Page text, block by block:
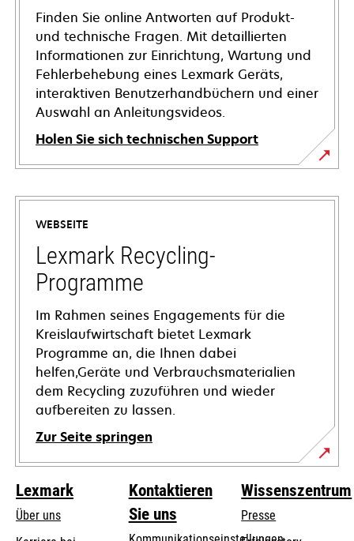
Finden Sie online Antworten auf Produkt-
und technische Fragen. Mit detaillierten
Informationen zur Einrichtung, Wartung und
Fehlerbehebung eines Lexmark Geräts,
interaktiven Benutzerhandbüchern und einer
Auswahl an Anleitungsvideos.
Holen Sie sich technischen Support
wird
in
neuen
Registerkarte
geöffnet
WEBSEITE
Lexmark Recycling-
Programme
Im Rahmen seines Engagements für die
Kreislaufwirtschaft bietet Lexmark
Programme an, die Ihnen dabei
helfen,Geräte und Verbrauchsmaterialien
dem Recycling zuzuführen und wieder
aufbereiten zu lassen.
Zur Seite springen
Lexmark
Über uns
Kontaktieren
Sie uns
Wissenszentrum
Presse